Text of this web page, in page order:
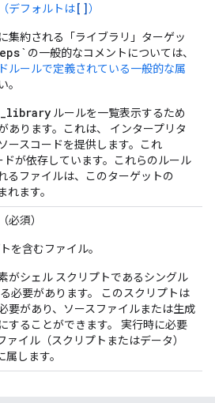
デフォルトは[]）
集約される「ライブラリ」ターゲッ
` の一般的なコメントについては、
ルールで定義されている一般的な属
。
ルールを一覧表示するため
あります。これは、 インタープリタ
ースコードを提供します。これ
ドが依存しています。これらのルール
るファイルは、このターゲットの
れます。
必須）
を含むファイル。
がシェル スクリプトであるシングル
必要があります。 このスクリプトは
要があり、ソースファイルまたは生成
することができます。 実行時に必要
ァイル（スクリプトまたはデータ）
属します。